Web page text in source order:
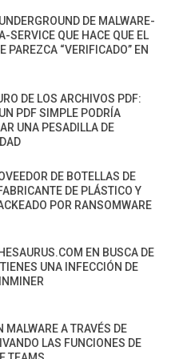
DE MALWARE-
SERVICE QUE HACE QUE EL
PAREZCA “VERIFICADO” EN
DE LOS ARCHIVOS PDF:
PDF SIMPLE PODRÍA
UNA PESADILLA DE
DE BOTELLAS DE
DE PLÁSTICO Y
POR RANSOMWARE
EN BUSCA DE
UNA INFECCIÓN DE
MALWARE A TRAVÉS DE
LAS FUNCIONES DE